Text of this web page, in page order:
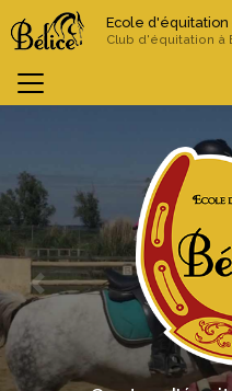
au
principal
Ecole
Club d'équitation à
Previous